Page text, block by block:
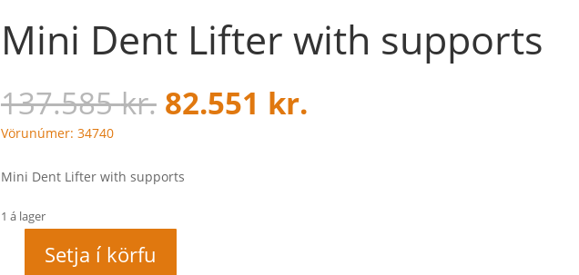
Mini Dent Lifter with supports
137.585kr. 82.551 kr.
Vörunúmer: 34740
Mini Dent Lifter with supports
1 á lager
Setja í körfu